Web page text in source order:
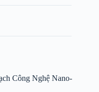
Công Nghệ Nano-